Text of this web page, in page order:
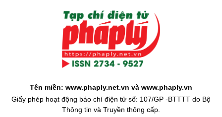
Tên miền: www.phaply.net.vn và www.phaply.vn
Giấy phép hoạt động báo chí điện tử số: 107/GP -BTTTT do Bộ
Thông tin và Truyền thông cấp.